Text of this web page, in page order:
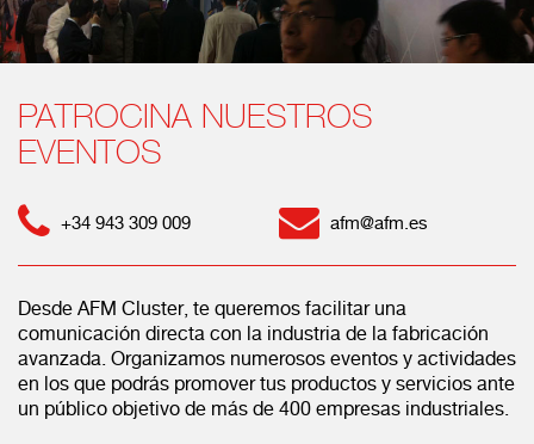
PATROCINA NUESTROS
EVENTOS
+34 943 309 009 afm@afm.es
Desde AFM Cluster, te queremos facilitar una
comunicación directa con la industria de la fabricación
avanzada. Organizamos numerosos eventos y actividades
en los que podrás promover tus productos y servicios ante
un público objetivo de más de 400 empresas industriales.